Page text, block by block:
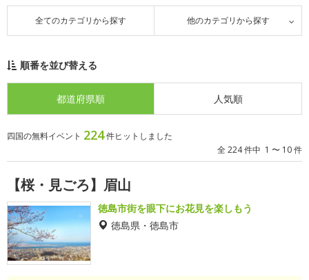
全てのカテゴリから探す 他のカテゴリから探す
順番を並び替える
都道府県順 人気順
四国の無料イベント 224件ヒットしました
全 224 件中 1 〜 10 件
【桜・見ごろ】眉山
徳島市街を眼下にお花見を楽しもう
徳島県・徳島市